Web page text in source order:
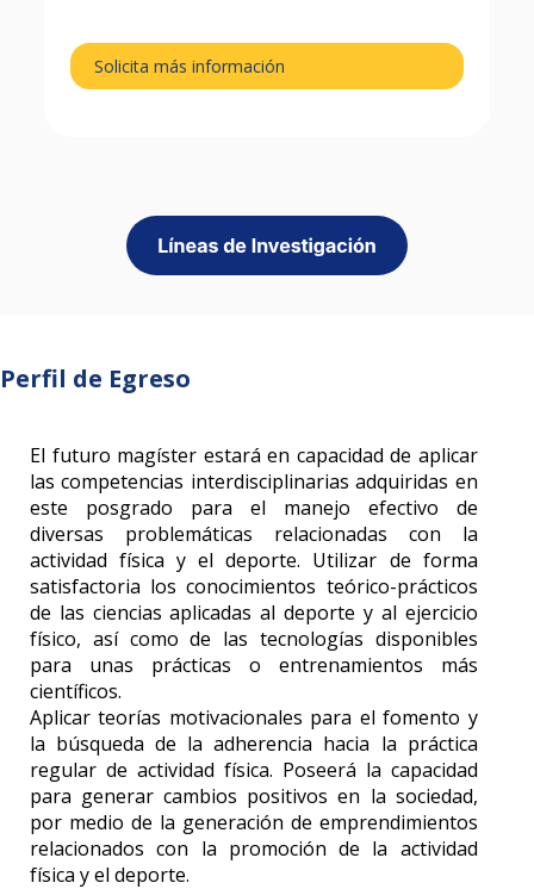
Solicita más información
Perfil de Egreso
El futuro magíster estará en capacidad de aplicar
las competencias interdisciplinarias adquiridas en
este posgrado para el manejo efectivo de
diversas problemáticas relacionadas con la
actividad física y el deporte. Utilizar de forma
satisfactoria los conocimientos teórico-prácticos
de las ciencias aplicadas al deporte y al ejercicio
físico, así como de las tecnologías disponibles
para unas prácticas o entrenamientos más
científicos.
Aplicar teorías motivacionales para el fomento y
la búsqueda de la adherencia hacia la práctica
regular de actividad física. Poseerá la capacidad
para generar cambios positivos en la sociedad,
por medio de la generación de emprendimientos
relacionados con la promoción de la actividad
física y el deporte.